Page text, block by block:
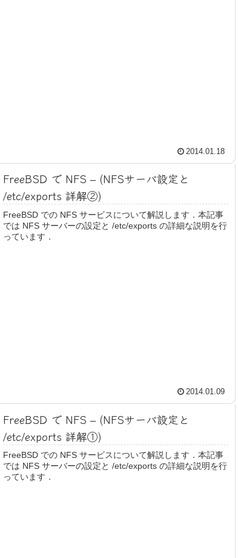
2014.01.18
FreeBSD で NFS – (NFSサーバ設定と
/etc/exports 詳解②)
FreeBSD での NFS サービスについて解説します．本記事
では NFS サーバーの設定と /etc/exports の詳細な説明を行
っています．
2014.01.09
FreeBSD で NFS – (NFSサーバ設定と
/etc/exports 詳解①)
FreeBSD での NFS サービスについて解説します．本記事
では NFS サーバーの設定と /etc/exports の詳細な説明を行
っています．